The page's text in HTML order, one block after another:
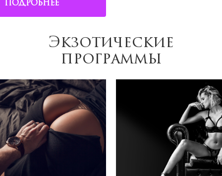
ПОДРОБНЕЕ
Экзотические
программы